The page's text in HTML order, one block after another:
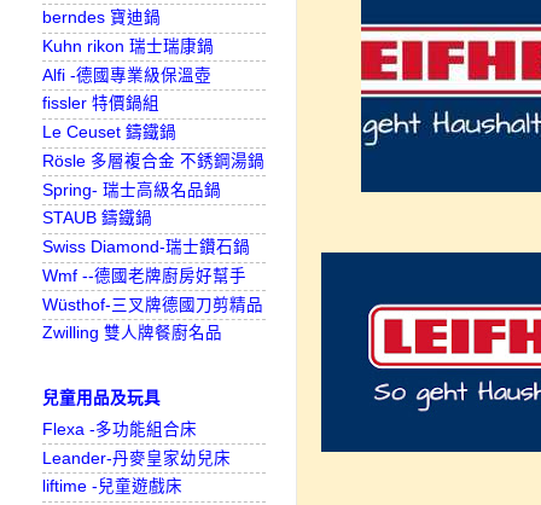
berndes 寶迪鍋
Kuhn rikon 瑞士瑞康鍋
Alfi -德國專業級保溫壺
fissler 特價鍋組
Le Ceuset 鑄鐵鍋
Rösle 多層複合金 不銹鋼湯鍋
Spring- 瑞士高級名品鍋
STAUB 鑄鐵鍋
Swiss Diamond-瑞士鑽石鍋
Wmf --德國老牌廚房好幫手
Wüsthof-三叉牌德國刀剪精品
Zwilling 雙人牌餐廚名品
兒童用品及玩具
Flexa -多功能組合床
Leander-丹麥皇家幼兒床
liftime -兒童遊戲床